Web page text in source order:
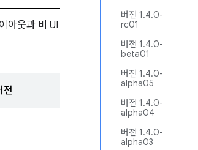
버전 1.4.0-
rc01
버전 1.4.0-
beta01
버전 1.4.0-
alpha05
버전 1.4.0-
alpha04
버전 1.4.0-
alpha03
아웃과 비 UI
전